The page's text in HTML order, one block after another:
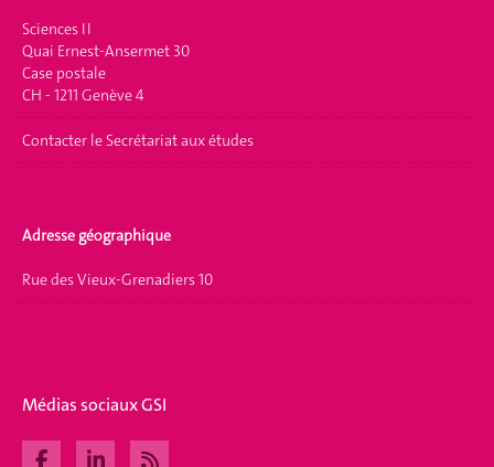
Sciences II
Quai Ernest-Ansermet 30
Case postale
CH - 1211 Genève 4
Contacter le Secrétariat aux études
Adresse géographique
Rue des Vieux-Grenadiers 10
Médias sociaux GSI